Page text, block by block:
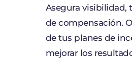
Asegura visibilidad,
de compensación.
de tus planes de
mejorar los